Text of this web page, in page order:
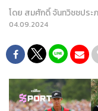
โดย สมศักดิ์ จันทวิชชประ
04.09.2024